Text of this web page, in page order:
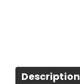
Description